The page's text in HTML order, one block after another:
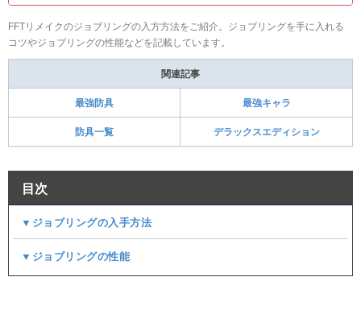
FFTリメイクのジョブリングの入方方法をご紹介。ジョブリングを手に入れる
コツやジョブリングの性能などを記載しています。
関連記事
最強防具 最強キャラ
防具一覧 デラックスエディション
目次
▼ジョブリングの入手方法
▼ジョブリングの性能